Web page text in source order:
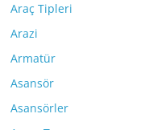
Araç Tipleri
Arazi
Armatür
Asansör
Asansörler